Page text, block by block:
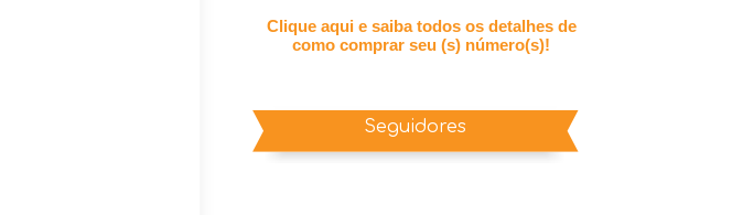
Clique aqui e saiba todos os detalhes de
como comprar seu (s) número(s)!
Seguidores